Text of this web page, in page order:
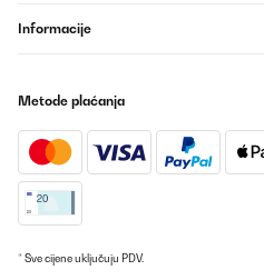
Informacije
Metode plaćanja
* Sve cijene uključuju PDV.